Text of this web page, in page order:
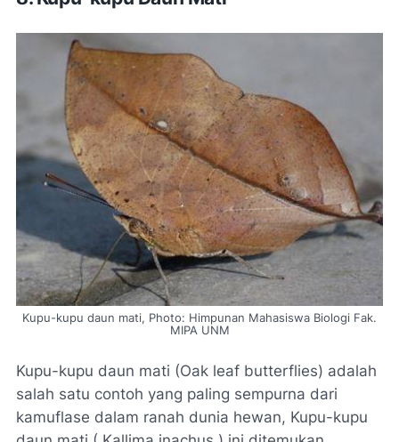
Kupu-kupu daun mati, Photo: Himpunan Mahasiswa Biologi Fak.
MIPA UNM
Kupu-kupu daun mati (Oak leaf butterflies) adalah
salah satu contoh yang paling sempurna dari
kamuflase dalam ranah dunia hewan, Kupu-kupu